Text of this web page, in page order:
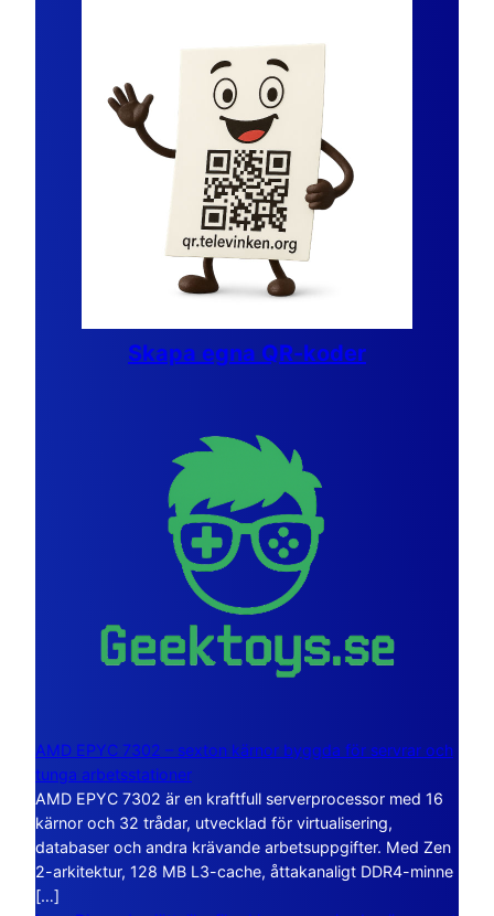
Skapa egna QR-koder
AMD EPYC 7302 – sexton kärnor byggda för servrar och
tunga arbetsstationer
AMD EPYC 7302 är en kraftfull serverprocessor med 16
kärnor och 32 trådar, utvecklad för virtualisering,
databaser och andra krävande arbetsuppgifter. Med Zen
2-arkitektur, 128 MB L3-cache, åttakanaligt DDR4-minne
[…]